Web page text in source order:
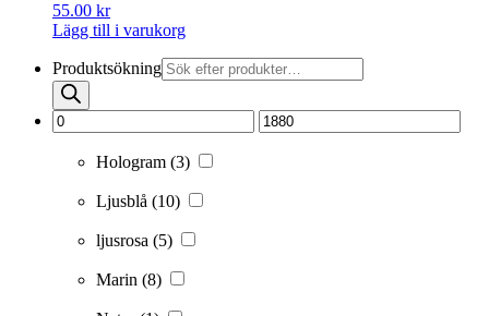
55.00 kr
Lägg till i varukorg
Produktsökning
Hologram (3)
Ljusblå (10)
ljusrosa (5)
Marin (8)